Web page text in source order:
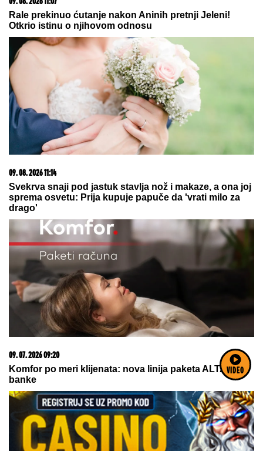
VIDEO
"ĆUTALA SAM GODINU DANA, ALI VIŠE NEĆU"
Jovana Jeremić nakon veridbe Dragana Stankovića
svima ZAPUŠILA USTA: "Došlo je vreme! Niko me
neće iskoristiti"
ARAKČI PRIZNAO:Evo da li su u
toku pregovori Irana sa Amerikom
Dragan Stanković verenici priredio
INTIMNE PROSLAVE Muzičari svirali
samo za nju, nije znala šta ju je
snašlo: "Najlepše uspomene"
Ceca Ražnatović operisana 8 sati! Javile se
komplikacije, ona se nije odvajala od pevačice!
(FOTO)
Jovana Jeremić je prekinula jutarnji
program kako bi se obračunala sa
bivšim: "Dajte mi još nekoga da ga
proslavim bez razloga!"
VELIKI PREOKRET U POJASU GAZE